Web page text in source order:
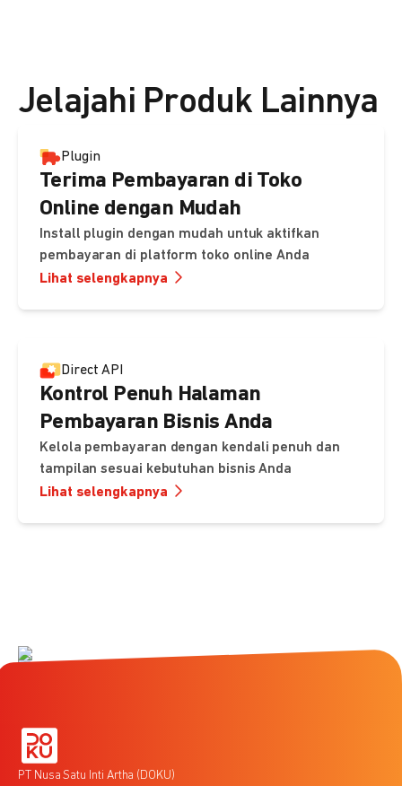
Jelajahi Produk Lainnya
Plugin
Terima Pembayaran di Toko
Online dengan Mudah
Install plugin dengan mudah untuk aktifkan
pembayaran di platform toko online Anda
Lihat selengkapnya
Direct API
Kontrol Penuh Halaman
Pembayaran Bisnis Anda
Kelola pembayaran dengan kendali penuh dan
tampilan sesuai kebutuhan bisnis Anda
Lihat selengkapnya
PT Nusa Satu Inti Artha (DOKU)